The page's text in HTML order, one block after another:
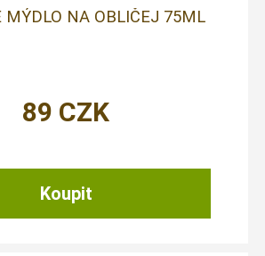
MÝDLO NA OBLIČEJ 75ML
89 CZK